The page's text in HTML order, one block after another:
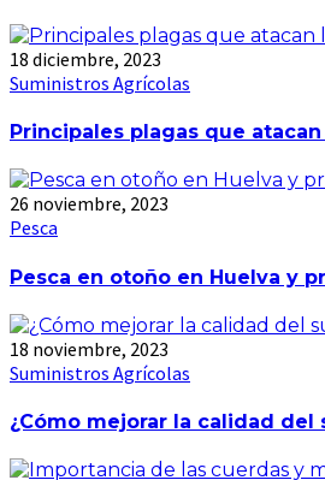
18 diciembre, 2023
Suministros Agrícolas
Principales plagas que
26 noviembre, 2023
Pesca
Pesca en otoño en Huelva y
18 noviembre, 2023
Suministros Agrícolas
¿Cómo mejorar la calidad